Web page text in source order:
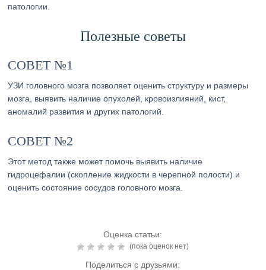
патологии.
Полезные советы
СОВЕТ №1
УЗИ головного мозга позволяет оценить структуру и размеры
мозга, выявить наличие опухолей, кровоизлияний, кист,
аномалий развития и других патологий.
СОВЕТ №2
Этот метод также может помочь выявить наличие
гидроцефалии (скопление жидкости в черепной полости) и
оценить состояние сосудов головного мозга.
Оценка статьи:
(пока оценок нет)
Поделиться с друзьями: